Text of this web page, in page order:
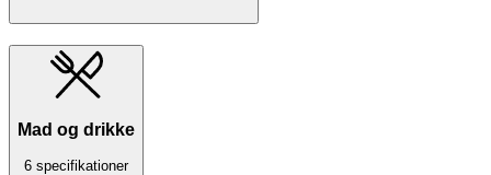
Mad og drikke
6 specifikationer